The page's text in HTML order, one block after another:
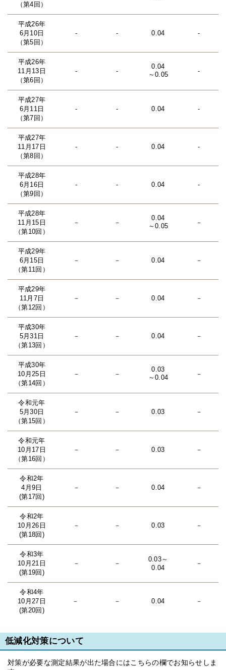
（第4回）
平成26年
6月10日
（第5回）
- - 0.04 -
平成26年
11月13日
（第6回）
- -
0.04
～0.05
-
平成27年
6月11日
（第7回）
- - 0.04 -
平成27年
11月17日
（第8回）
- - 0.04 -
平成28年
6月16日
（第9回）
- - 0.04 -
平成28年
11月15日
（第10回）
－ －
0.04
～0.05
－
平成29年
6月15日
（第11回）
－ － 0.04 －
平成29年
11月7日
（第12回）
－ － 0.04 －
平成30年
5月31日
（第13回）
－ － 0.04 －
平成30年
10月25日
（第14回）
－ －
0.03
～0.04
－
令和元年
5月30日
（第15回）
－ － 0.03 －
令和元年
10月17日
（第16回）
－ － 0.03 －
令和2年
4月9日
(第17回)
－ － 0.04 －
令和2年
10月26日
(第18回)
－ － 0.03 －
令和3年
10月21日
(第19回)
－ －
0.03～
0.04
－
令和4年
10月27日
(第20回)
－ － 0.04 －
低減化対策について
対策が必要な測定結果が出た場合にはこちらの欄でお知らせしま